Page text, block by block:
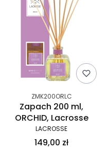
ZMK200ORLC
Zapach 200 ml,
ORCHID, Lacrosse
LACROSSE
149,00 zł